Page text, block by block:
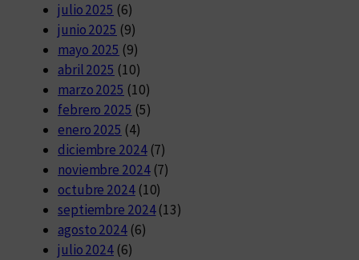
julio 2025 (6)
junio 2025 (9)
mayo 2025 (9)
abril 2025 (10)
marzo 2025 (10)
febrero 2025 (5)
enero 2025 (4)
diciembre 2024(7)
noviembre 2024(7)
octubre 2024(10)
septiembre 2024(13)
agosto 2024(6)
julio 2024 (6)